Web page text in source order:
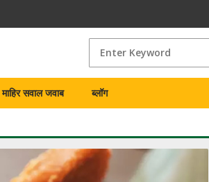
माहिर सवाल जवाब ब्लॉग